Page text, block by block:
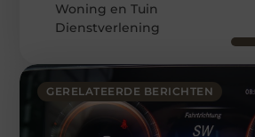
GERELATEERDE BERICHTEN
Woning en Tuin
Dienstverlening